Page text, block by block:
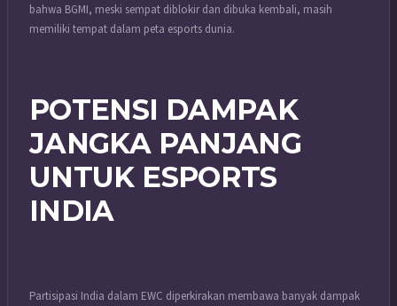
bahwa BGMI, meski sempat diblokir dan dibuka kembali, masih
memiliki tempat dalam peta esports dunia.
POTENSI DAMPAK
JANGKA PANJANG
UNTUK ESPORTS
INDIA
Partisipasi India dalam EWC diperkirakan membawa banyak dampak